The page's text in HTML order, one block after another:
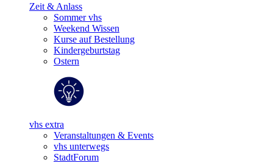
Zeit & Anlass
Sommer vhs
Weekend Wissen
Kurse auf Bestellung
Kindergeburtstag
Ostern
vhs extra
Veranstaltungen & Events
vhs unterwegs
StadtForum